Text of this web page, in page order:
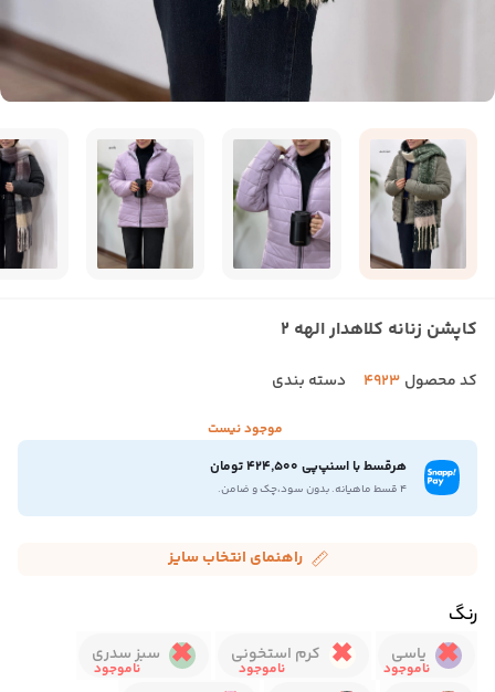
کاپشن زنانه کلاهدار الهه 2
کد محصول 4923 دسته بندی
موجود نیست
هرقسط با اسنپ‌پی 424,500 تومان
۴ قسط ماهیانه. بدون سود،چک و ضامن.
راهنمای انتخاب سایز
رنگ
یاسی کرم استخونی
سبز سدری